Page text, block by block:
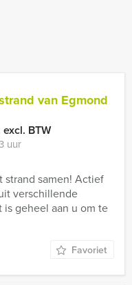
van Egmond
excl. BTW
uur
strand samen! Actief
verschillende
geheel aan u om te
Favoriet